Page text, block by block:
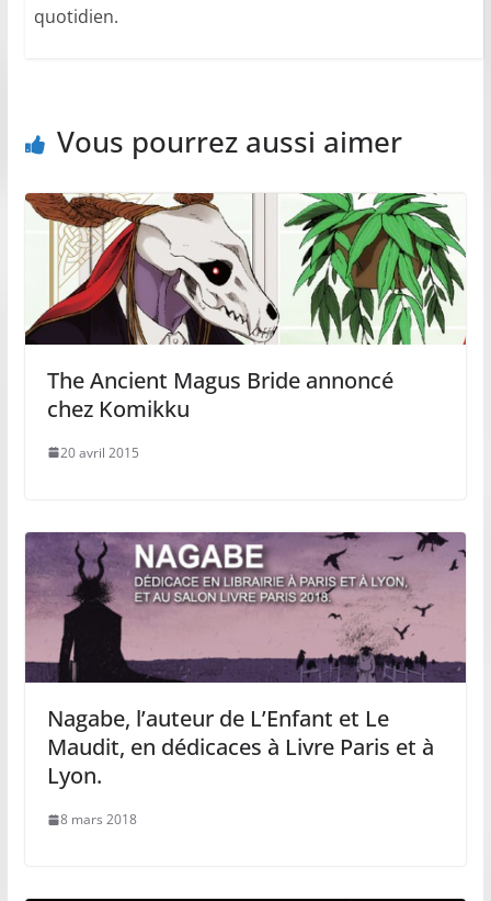
quotidien.
Vous pourrez aussi aimer
The Ancient Magus Bride annoncé
chez Komikku
20 avril 2015
Nagabe, l’auteur de L’Enfant et Le
Maudit, en dédicaces à Livre Paris et à
Lyon.
8 mars 2018